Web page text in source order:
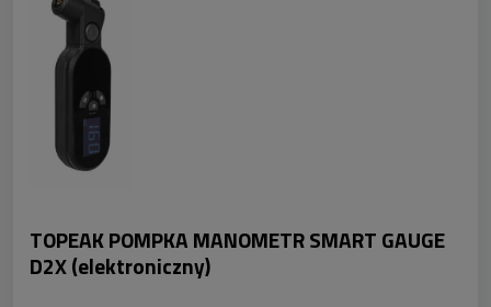
TOPEAK POMPKA MANOMETR SMART GAUGE
D2X (elektroniczny)